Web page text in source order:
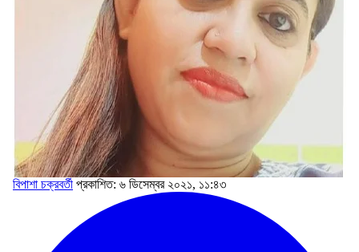
বিপাশা চক্রবর্তী প্রকাশিত: ৬ ডিসেম্বর ২০২১, ১১:৪৩